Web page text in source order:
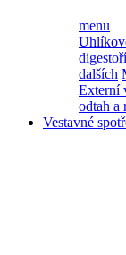
menu
dalších
Externí
odtah a
Vestavné